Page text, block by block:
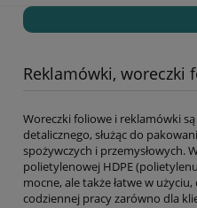
Reklamówki, woreczki
Woreczki foliowe i reklamówki
detalicznego, służąc do
spożywczych i przemysłowych.
polietylenowej HDPE
mocne, ale także łatwe w
codziennej pracy zarówno dla